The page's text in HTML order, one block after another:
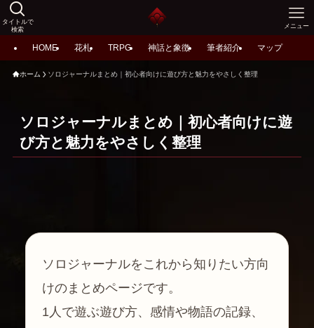
タイトルで
検索
メニュー
HOME 花札 TRPG 神話と象徴 筆者紹介 マップ
ホーム ソロジャーナルまとめ｜初心者向けに遊び方と魅力をやさしく整理
ソロジャーナルまとめ｜初心者向けに遊
び方と魅力をやさしく整理
ソロジャーナルをこれから知りたい方向
けのまとめページです。
1人で遊ぶ遊び方、感情や物語の記録、